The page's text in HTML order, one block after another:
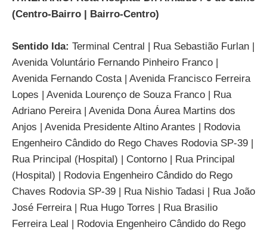
(Centro-Bairro | Bairro-Centro)
Sentido Ida: Terminal Central | Rua Sebastião Furlan |
Avenida Voluntário Fernando Pinheiro Franco |
Avenida Fernando Costa | Avenida Francisco Ferreira
Lopes | Avenida Lourenço de Souza Franco | Rua
Adriano Pereira | Avenida Dona Áurea Martins dos
Anjos | Avenida Presidente Altino Arantes | Rodovia
Engenheiro Cândido do Rego Chaves Rodovia SP-39 |
Rua Principal (Hospital) | Contorno | Rua Principal
(Hospital) | Rodovia Engenheiro Cândido do Rego
Chaves Rodovia SP-39 | Rua Nishio Tadasi | Rua João
José Ferreira | Rua Hugo Torres | Rua Brasilio
Ferreira Leal | Rodovia Engenheiro Cândido do Rego